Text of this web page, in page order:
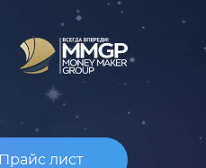
Прайс лист